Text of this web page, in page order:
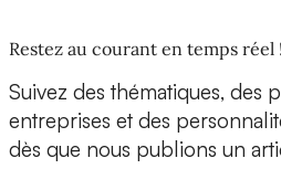
Restez au courant en temps réel !
Suivez des thématiques, des
entreprises et des
dès que nous publions un